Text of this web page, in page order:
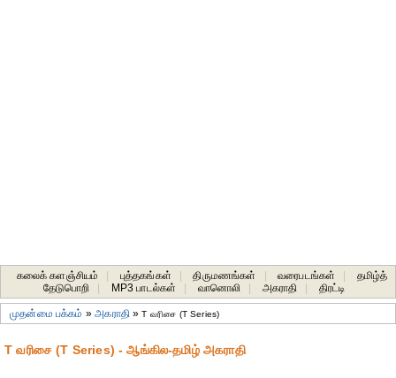
கலைக் களஞ்சியம் புத்தகங்கள் திருமணங்கள் வரைபடங்கள்
தமிழ்த்
தேடுபொறி
MP3 பாடல்கள் வானொலி அகராதி திரட்டி
முதன்மை பக்கம் »அகராதி»T வரிசை (T Series)
T வரிசை (T Series) - ஆங்கில-தமிழ் அகராதி